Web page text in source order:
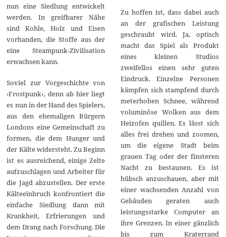
nun eine Siedlung entwickelt
werden. In greifbarer Nähe
sind Kohle, Holz und Eisen
vorhanden, die Stoffe aus der
eine Steampunk-Zivilisation
erwachsen kann.
Soviel zur Vorgeschichte von
›Frostpunk‹, denn ab hier liegt
es nun in der Hand des Spielers,
aus den ehemaligen Bürgern
Londons eine Gemeinschaft zu
formen, die dem Hunger und
der Kälte widersteht. Zu Beginn
ist es ausreichend, einige Zelte
aufzuschlagen und Arbeiter für
die Jagd abzustellen. Der erste
Kälteeinbruch konfrontiert die
einfache Siedlung dann mit
Krankheit, Erfrierungen und
dem Drang nach Forschung. Die
Zu hoffen ist, dass dabei auch
an der grafischen Leistung
geschraubt wird. Ja, optisch
macht das Spiel als Produkt
eines kleinen Studios
zweifellos einen sehr guten
Eindruck. Einzelne Personen
kämpfen sich stampfend durch
meterhohen Schnee, während
voluminöse Wolken aus dem
Heizofen quillen. Es lässt sich
alles frei drehen und zoomen,
um die eigene Stadt beim
grauen Tag oder der finsteren
Nacht zu bestaunen. Es ist
hübsch anzuschauen, aber mit
einer wachsenden Anzahl von
Gebäuden geraten auch
leistungsstarke Computer an
ihre Grenzen. In einer gänzlich
bis zum Kraterrand